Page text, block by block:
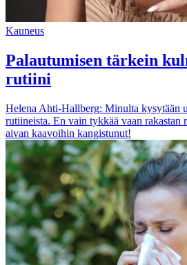
Kauneus
Palautumisen tärkein
rutiini
Helena Ahti-Hallberg: Minulta kysytään
rutiineista. En vain tykkää vaan rakastan
aivan kaavoihin kangistunut!